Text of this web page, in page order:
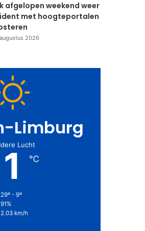
afgelopen weekend weer
met hoogteportalen
2026
Limburg
Lucht
℃
29º - 9º
91%
2.03 km/h